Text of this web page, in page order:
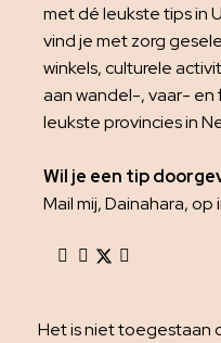
met dé leukste tips in
vind je met zorg
winkels, culturele
aan wandel-, vaar- en
leukste provincies in
Wil je een tip
Mail mij, Dainahara,
Het is niet toegestaan